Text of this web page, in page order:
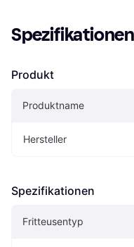
Spezifikationen
Produkt
Produktname
Hersteller
Spezifikationen
Fritteusentyp